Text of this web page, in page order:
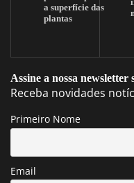
a superfície das
plantas
Assine a nossa newsletter
Receba novidades
Primeiro Nome
Email